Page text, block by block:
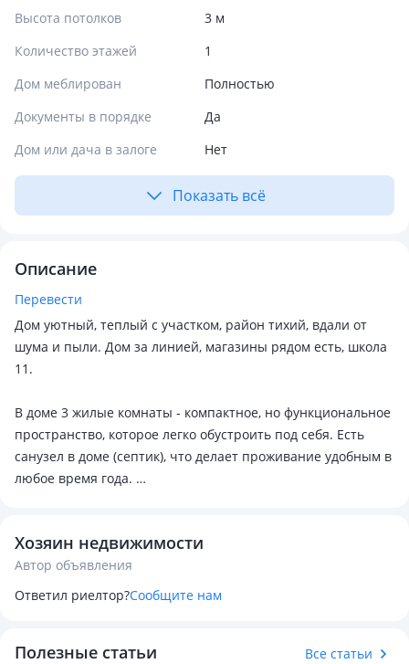
Высота потолков
3 м
Количество этажей
1
Дом меблирован
Полностью
Документы в порядке
Да
Дом или дача в залоге
Нет
Показать всё
Описание
Перевести
Дом уютный, теплый с участком, район тихий, вдали от
шума и пыли. Дом за линией, магазины рядом есть, школа
11.
В доме 3 жилые комнаты - компактное, но функциональное
пространство, которое легко обустроить под себя. Есть
санузел в доме (септик), что делает проживание удобным в
любое время года.
✅ баня для отдыха и восстановления
✅ курятник - отличное решение для ведения хозяйства
✅ достаточно места для огорода, сада или зоны отдыха
тишине, ближе к природе, но при этом иметь всё
Хозяин недвижимости
Автор объявления
Ответил риелтор?Сообщите нам
Полезные статьи Все статьи